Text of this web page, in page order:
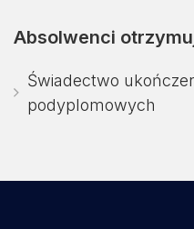
Absolwenci
Świadectwo
podyplomowych